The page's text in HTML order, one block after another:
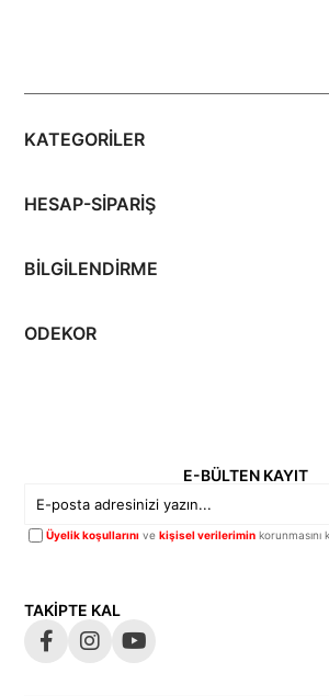
KATEGORİLER
HESAP-SİPARİŞ
BİLGİLENDİRME
ODEKOR
E-BÜLTEN KAYIT
Üyelik koşullarını vekişisel verilerimin korunmasını
TAKİPTE KAL